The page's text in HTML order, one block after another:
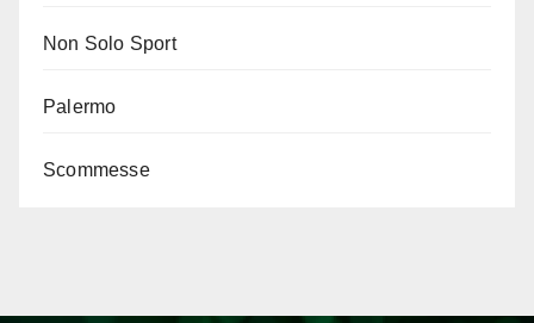
Non Solo Sport
Palermo
Scommesse